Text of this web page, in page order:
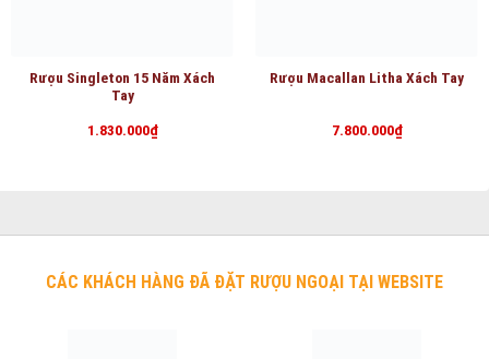
Rượu Singleton 15 Năm Xách
Tay
1.830.000₫
Rượu Macallan Litha Xách Tay
7.800.000₫
CÁC KHÁCH HÀNG ĐÃ ĐẶT RƯỢU NGOẠI TẠI WEBSITE